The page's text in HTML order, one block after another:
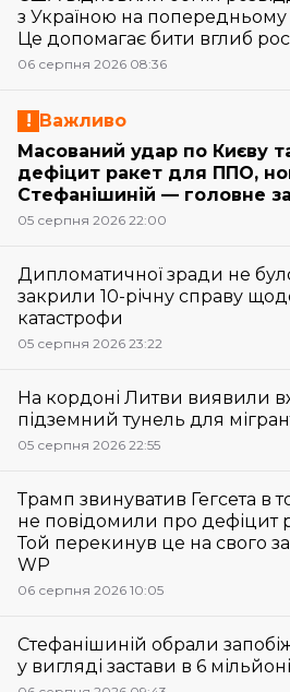
з Україною на попередньому
Це допомагає бити вглиб
06 серпня 2026 08:36
Важливо
Масований удар по Києву
дефіцит ракет для ППО,
Стефанішиній — головне
05 серпня 2026 22:00
Дипломатичної зради не
закрили 10-річну справу
катастрофи
05 серпня 2026 23:22
На кордоні Литви виявили
підземний тунель для
05 серпня 2026 22:55
Трамп звинуватив Гегсета в
не повідомили про дефіцит
Той перекинув це на свого
WP
06 серпня 2026 10:05
Стефанішиній обрали
у вигляді застави в 6